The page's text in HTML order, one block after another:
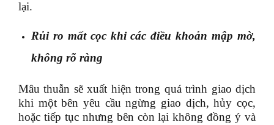
lại.
Rủi ro mất cọc khi các điều khoản mập mờ,
không rõ ràng
Mâu thuẫn sẽ xuất hiện trong quá trình giao dịch
khi một bên yêu cầu ngừng giao dịch, hủy cọc,
hoặc tiếp tục nhưng bên còn lại không đồng ý và